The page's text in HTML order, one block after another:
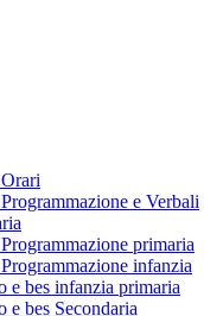
e Verbali
primaria
infanzia
e bes infanzia primaria
e bes Secondaria